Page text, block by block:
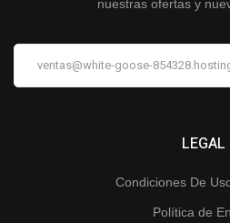
LEGAL
Condiciones De
Política de
nuestras ofertas y